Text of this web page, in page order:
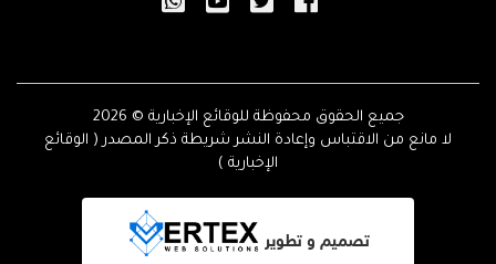
جميع الحقوق محفوظة للوقائع الإخبارية © 2026
لا مانع من الاقتباس وإعادة النشر شريطة ذكر المصدر ( الوقائع
الإخبارية )
تصميم و تطوير